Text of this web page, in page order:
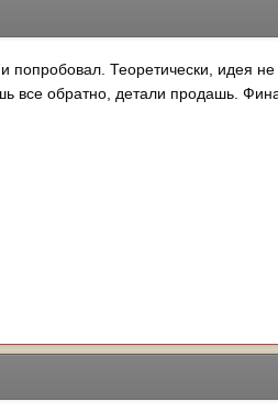
попробовал. Теоретически, идея
все обратно, детали продашь.